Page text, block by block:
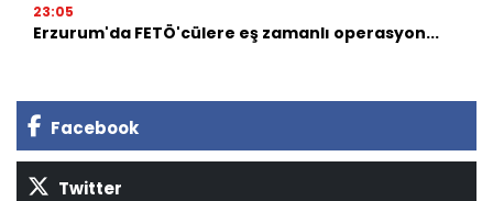
23:05
Erzurum'da FETÖ'cülere eş zamanlı operasyon...
Facebook
Twitter